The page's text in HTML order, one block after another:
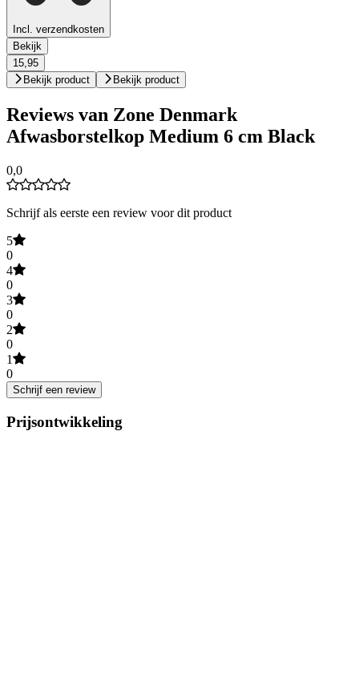
Incl. verzendkosten
Bekijk
15,95
Bekijk product
Bekijk product
Reviews van Zone Denmark
Afwasborstelkop Medium 6 cm Black
0,0
Schrijf als eerste een review voor dit product
5
0
4
0
3
0
2
0
1
0
Schrijf een review
Prijsontwikkeling